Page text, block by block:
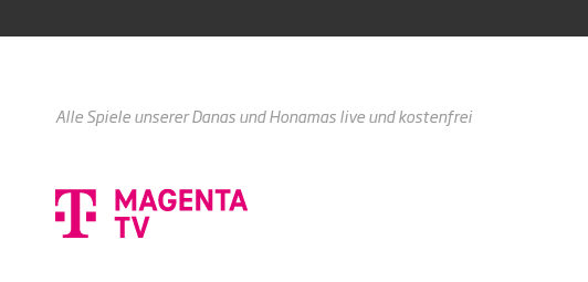
Alle Spiele unserer Danas und Honamas live und kostenfrei